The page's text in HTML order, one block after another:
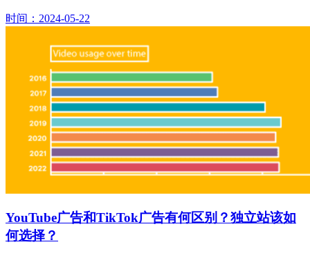
时间：2024-05-22
YouTube广告和TikTok广告有何区别？独立站该如
何选择？